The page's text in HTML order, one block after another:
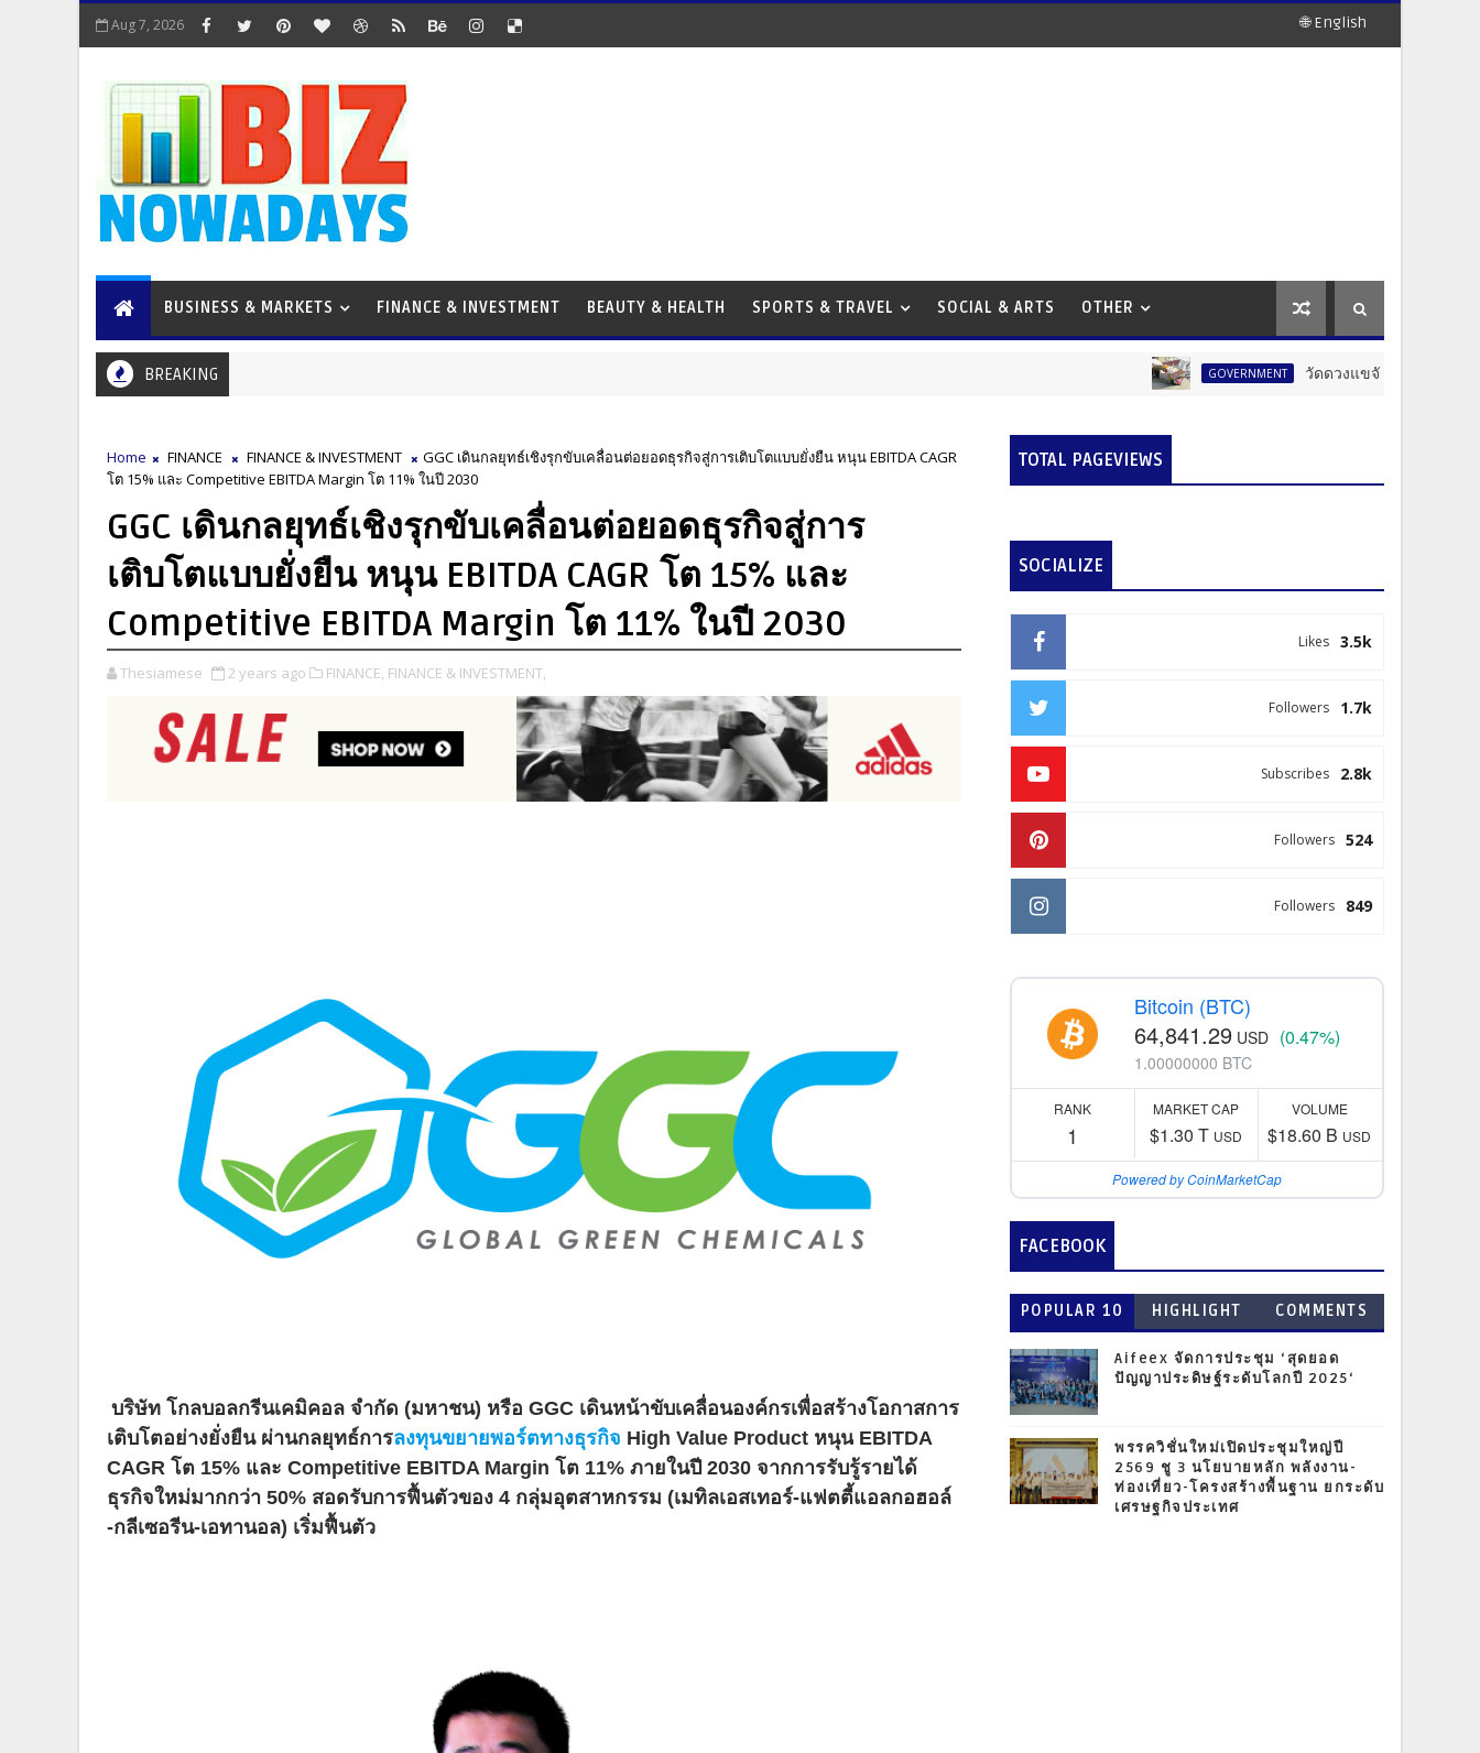
Aug 7, 2026 🌐 English
BUSINESS & MARKETS FINANCE & INVESTMENT BEAUTY & HEALTH SPORTS & TRAVEL SOCIAL & ARTS OTHER
BREAKING GOVERNMENT วัดดวงแขจัดใหญ่! งานแห่เทียนพ
Home FINANCE FINANCE & INVESTMENT
GGC เดินกลยุทธ์เชิงรุกขับเคลื่อนต่อยอดธุรกิจสู่การเติบโตแบบยั่งยืน หนุน EBITDA CAGR
โต 15% และ Competitive EBITDA Margin โต 11% ในปี 2030
GGC เดินกลยุทธ์เชิงรุกขับเคลื่อนต่อยอดธุรกิจสู่การ
เติบโตแบบยั่งยืน หนุน EBITDA CAGR โต 15% และ
Competitive EBITDA Margin โต 11% ในปี 2030
Thesiamese 2 years ago FINANCE, FINANCE & INVESTMENT,
บริษัท โกลบอลกรีนเคมิคอล จำกัด (มหาชน) หรือ GGC เดินหน้าขับเคลื่อนองค์กรเพื่อสร้างโอกาสการ
เติบโตอย่างยั่งยืน ผ่านกลยุทธ์การลงทุนขยายพอร์ตทางธุรกิจ High Value Product หนุน EBITDA
CAGR โต 15% และ Competitive EBITDA Margin โต 11% ภายในปี 2030 จากการรับรู้รายได้
ธุรกิจใหม่มากกว่า 50% สอดรับการฟื้นตัวของ 4 กลุ่มอุตสาหกรรม (เมทิลเอสเทอร์-แฟตตี้แอลกอฮอล์
-กลีเซอรีน-เอทานอล) เริ่มฟื้นตัว
TOTAL PAGEVIEWS
SOCIALIZE
3.5k
Likes
1.7k
Followers
2.8k
Subscribes
524
Followers
849
Followers
Bitcoin (BTC)
64,841.29 USD (0.47%)
1.00000000 BTC
RANK
1
MARKET CAP
$1.30 T USD
VOLUME
$18.60 B USD
Powered by CoinMarketCap
FACEBOOK
POPULAR 10 HIGHLIGHT COMMENTS
Aifeex จัดการประชุม ‘สุดยอด
ปัญญาประดิษฐ์ระดับโลกปี 2025‘
พรรควิชั่นใหม่เปิดประชุมใหญ่ปี
2569 ชู 3 นโยบายหลัก พลังงาน-
ท่องเที่ยว-โครงสร้างพื้นฐาน ยกระดับ
เศรษฐกิจประเทศ